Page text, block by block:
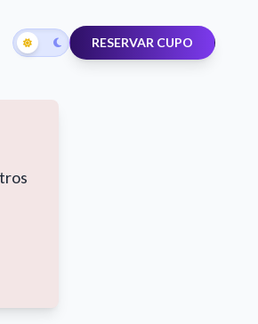
RESERVAR CUPO